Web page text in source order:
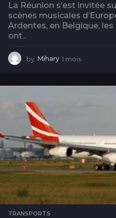
La Réunion s’est invitée
scènes musicales
Ardentes, en Belgique,
ont...
by Mihary 1 mois
i
TRANSPORTS